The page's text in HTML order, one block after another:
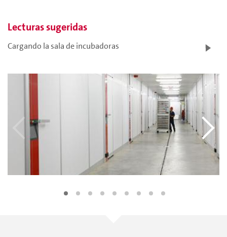
Lecturas sugeridas
Cargando la sala de incubadoras